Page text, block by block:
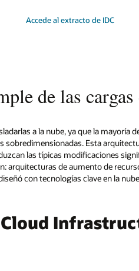
Accede al extracto de IDC
de las
a la nube, ya que la
Esta
las típicas modificaciones
arquitecturas de aumento de
con tecnologías clave en la